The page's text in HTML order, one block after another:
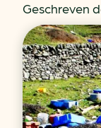
Geschreven